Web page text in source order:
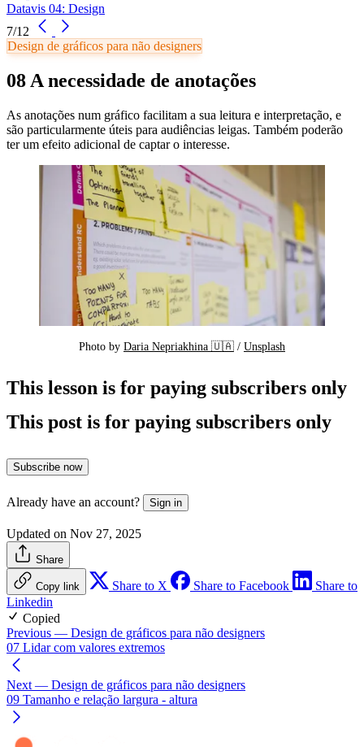
Datavis 04: Design
7/12
Design de gráficos para não designers
08 A necessidade de anotações
As anotações num gráfico facilitam a sua leitura e interpretação, e
são particularmente úteis para audiências leigas. Também poderão
ter um efeito adicional de captar o interesse.
Photo by Daria Nepriakhina 🇺🇦 / Unsplash
This lesson is for paying subscribers only
This post is for paying subscribers only
Subscribe now
Already have an account? Sign in
Updated on Nov 27, 2025
Share
Copy link Share to X Share to Facebook
Share to
Linkedin
Copied
Previous — Design de gráficos para não designers
07 Lidar com valores extremos
Next — Design de gráficos para não designers
09 Tamanho e relação largura - altura